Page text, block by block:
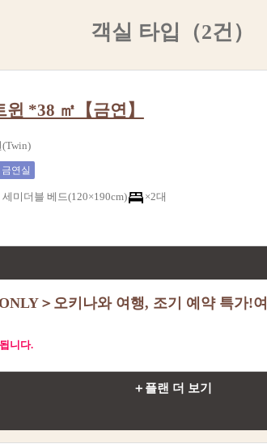
객실 타입（2건）
*38 ㎡【금연】
(Twin)
금연실
세미더블 베드(120×190cm) ×2대
＞오키나와 여행, 조기 예약 특가!
니다.
＋플랜 더 보기